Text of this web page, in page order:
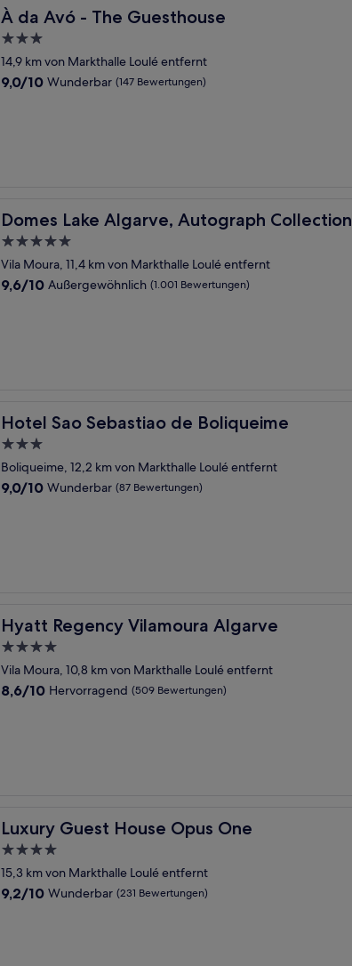
À da Avó - The Guesthouse
À da Avó - The Guesthouse
3.0-
Sterne-
Unterkunft
14,9 km von Markthalle Loulé entfernt
9.0
9,0/10 Wunderbar (147 Bewertungen)
Domes Lake Algarve, Autograph Collection
Domes Lake Algarve, Autograph Collection
5.0-
Sterne-
Unterkunft
Vila Moura, 11,4 km von Markthalle Loulé entfernt
9.6
9,6/10 Außergewöhnlich (1.001 Bewertungen)
Hotel Sao Sebastiao de Boliqueime
Hotel Sao Sebastiao de Boliqueime
3.0-
Sterne-
Unterkunft
Boliqueime, 12,2 km von Markthalle Loulé entfernt
9.0
9,0/10 Wunderbar (87 Bewertungen)
Hyatt Regency Vilamoura Algarve
Hyatt Regency Vilamoura Algarve
4.0-
Sterne-
Unterkunft
Vila Moura, 10,8 km von Markthalle Loulé entfernt
8.6
8,6/10 Hervorragend (509 Bewertungen)
Luxury Guest House Opus One
Luxury Guest House Opus One
4.0-
Sterne-
Unterkunft
15,3 km von Markthalle Loulé entfernt
9.2
9,2/10 Wunderbar (231 Bewertungen)